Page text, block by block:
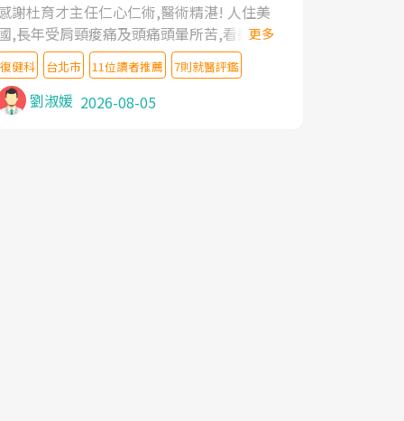
謝杜育才主任仁心仁術,醫術精湛! 人住美
,長年受肩頸痠痛及頭痛頭暈所苦,看遍名醫
授,做了各種檢查,也嘗試過西醫打針,中醫
灸及物理徒手治療都沒有用,後來連吃到嗎
類止痛藥都效果有限,只是壓症狀,沒多久就
起來,多年失眠嚴重影響生活品質. 台灣親
更多
復健科 台北市 11位讀者推薦 7則就醫評鑑
劉淑媛 2026-08-05